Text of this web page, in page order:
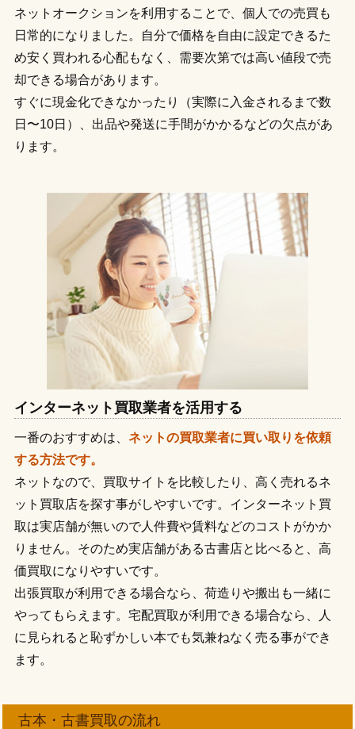
ネットオークションを利用することで、個人での売買も
日常的になりました。自分で価格を自由に設定できるた
め安く買われる心配もなく、需要次第では高い値段で売
却できる場合があります。
すぐに現金化できなかったり（実際に入金されるまで数
日〜10日）、出品や発送に手間がかかるなどの欠点があ
ります。
インターネット買取業者を活用する
一番のおすすめは、 ネットの買取業者に買い取りを依頼
する方法です。
ネットなので、買取サイトを比較したり、高く売れるネ
ット買取店を探す事がしやすいです。インターネット買
取は実店舗が無いので人件費や賃料などのコストがかか
りません。そのため実店舗がある古書店と比べると、高
価買取になりやすいです。
出張買取が利用できる場合なら、荷造りや搬出も一緒に
やってもらえます。宅配買取が利用できる場合なら、人
に見られると恥ずかしい本でも気兼ねなく売る事ができ
ます。
古本・古書買取の流れ